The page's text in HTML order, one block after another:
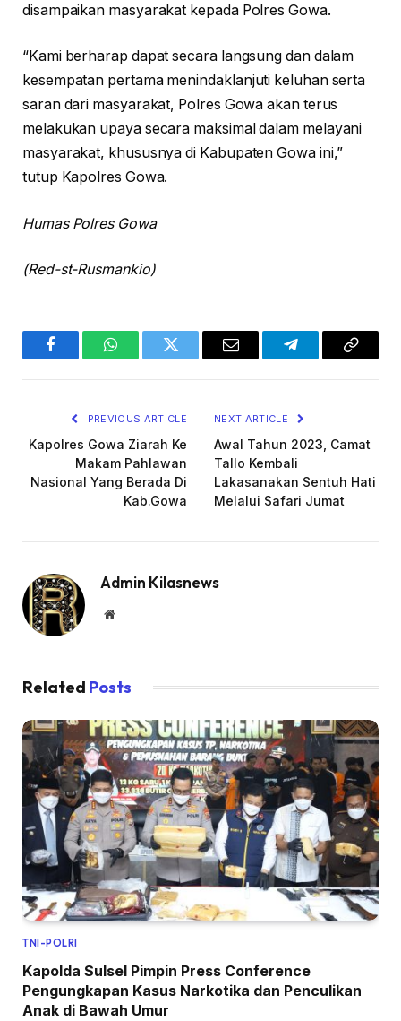
disampaikan masyarakat kepada Polres Gowa.
“Kami berharap dapat secara langsung dan dalam
kesempatan pertama menindaklanjuti keluhan serta
saran dari masyarakat, Polres Gowa akan terus
melakukan upaya secara maksimal dalam melayani
masyarakat, khususnya di Kabupaten Gowa ini,”
tutup Kapolres Gowa.
Humas Polres Gowa
(Red-st-Rusmankio)
FacebookWhatsAppTwitter Email TelegramCopy
PREVIOUS ARTICLE
Kapolres Gowa Ziarah Ke
Makam Pahlawan
Nasional Yang Berada Di
Kab.Gowa
NEXT ARTICLE
Awal Tahun 2023, Camat
Tallo Kembali
Lakasanakan Sentuh Hati
Melalui Safari Jumat
Admin Kilasnews
Website
Related Posts
TNI-POLRI
Kapolda Sulsel Pimpin Press Conference
Pengungkapan Kasus Narkotika dan Penculikan
Anak di Bawah Umur